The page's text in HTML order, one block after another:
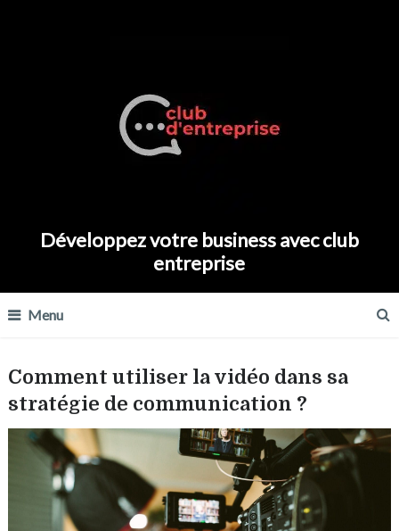
Développez votre business avec club
entreprise
Menu
Comment utiliser la vidéo dans sa
stratégie de communication ?